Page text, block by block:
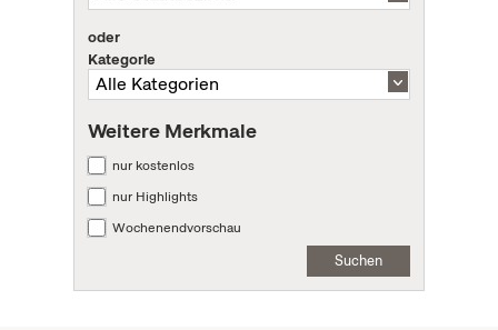
oder
Kategorie
Weitere Merkmale
nur kostenlos
nur Highlights
Wochenendvorschau
Suchen